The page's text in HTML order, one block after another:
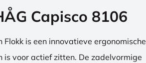
Capisco 8106
Flokk is een innovatieve ergonomische
is voor actief zitten. De zadelvormige